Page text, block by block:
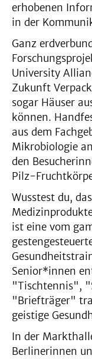
erhobenen
in der
Ganz
University
Zukunft
sogar Häuser
können.
aus dem
Mikrobiologie
den
Pilz-
Wusstest du,
ist eine vom
Senior*innen
"Tischtennis",
"Briefträger"
geistige
In der
Berlinerinnen